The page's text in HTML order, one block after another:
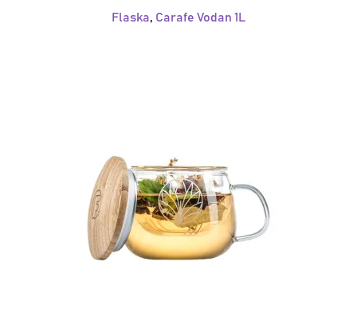
Flaska, Carafe Vodan 1L